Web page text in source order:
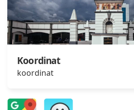
Koordinat
koordinat